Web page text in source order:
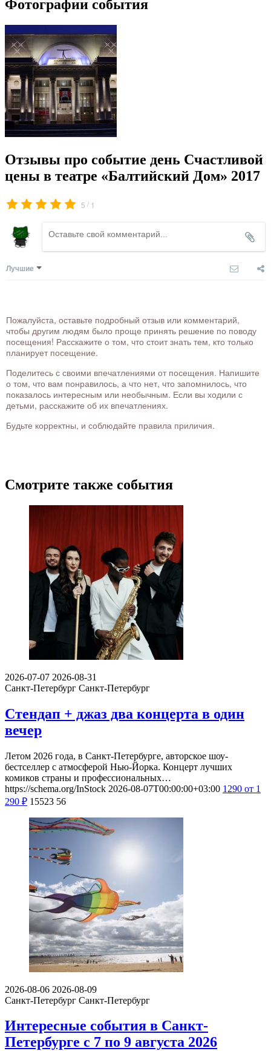
Фотографии события
Отзывы про событие день Счастливой
цены в театре «Балтийский Дом» 2017
5 / 1
Лучшие
Пожалуйста, оставьте подробный отзыв или комментарий,
чтобы другим людям было проще принять решение по поводу
посещения! Расскажите о том, что стоит знать тем, кто только
планирует посещение.
Поделитесь с своими впечатлениями от посещения. Напишите
о том, что вам понравилось, а что нет, что запомнилось, что
показалось интересным или необычным. Если вы ходили с
детьми, расскажите об их впечатлениях.
Будьте корректны, и соблюдайте правила приличия.
Смотрите также события
2026-07-07 2026-08-31
Санкт-Петербург Санкт-Петербург
Стендап + джаз два концерта в один
вечер
Летом 2026 года, в Санкт-Петербурге, авторское шоу-
бестселлер с атмосферой Нью-Йорка. Концерт лучших
комиков страны и профессиональных…
https://schema.org/InStock 2026-08-07T00:00:00+03:00 1290 от 1
290 ₽ 15523 56
2026-08-06 2026-08-09
Санкт-Петербург Санкт-Петербург
Интересные события в Санкт-
Петербурге с 7 по 9 августа 2026